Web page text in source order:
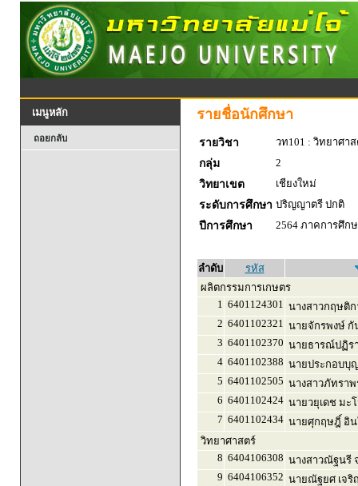
เมนูหลัก
ถอยกลับ
รายชื่อนักศึกษา
รายวิชา
วท101 : วิทยาศา
กลุ่ม
2
วิทยาเขต
เชียงใหม่
ระดับการศึกษา ปริญญาตรี ปกติ
ปีการศึกษา
2564 ภาคการศึก
ลำดับ
รหัส
ผลิตกรรมการเกษตร
1 6401124301 นางสาวกฤษติก
2 6401102321 นายจักรพงษ์ กั
3 6401102370 นายธารณ์ปฏิร
4 6401102388 นายประกอบบุ
5 6401102505 นางสาวภัทราพ
6 6401102424 นายวยุเดช มะ
7 6401102434 นายศุกฤษฎิ์ อิน
วิทยาศาสตร์
8 6404106308 นางสาวณัฐนรี
9 6404106352 นายณัฐยศ เจ